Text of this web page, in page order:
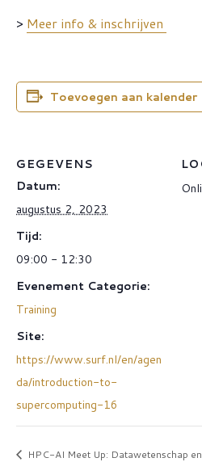
> Meer info & inschrijven
Toevoegen aan kalender
GEGEVENS
Datum:
augustus 2, 2023
Tijd:
09:00 - 12:30
Evenement Categorie:
Training
Site:
https://www.surf.nl/en/agen
da/introduction-to-
supercomputing-16
HPC-AI Meet Up: Datawetenschap en